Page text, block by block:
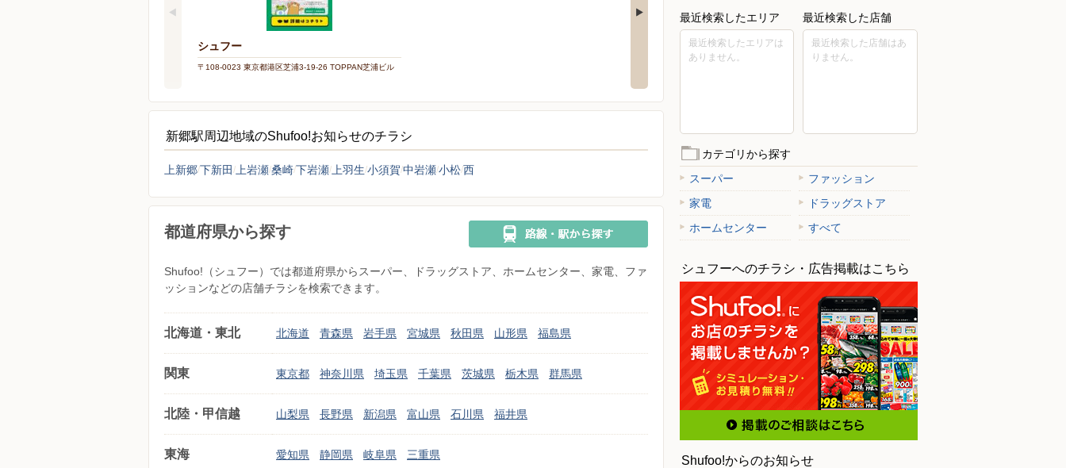
シュフー
〒108-0023 東京都港区芝浦3-19-26 TOPPAN芝浦ビル
新郷駅周辺地域のShufoo!お知らせのチラシ
上新郷下新田 上岩瀬桑崎下岩瀬 上羽生 小須賀 中岩瀬小松西
都道府県から探す
Shufoo!（シュフー）では都道府県からスーパー、ドラッグストア、ホームセンター、家電、ファ
ッションなどの店舗チラシを検索できます。
北海道・東北 北海道 青森県 岩手県 宮城県 秋田県 山形県 福島県
関東 東京都 神奈川県 埼玉県 千葉県 茨城県 栃木県 群馬県
北陸・甲信越 山梨県 長野県 新潟県 富山県 石川県 福井県
東海 愛知県 静岡県 岐阜県 三重県
最近検索したエリア
最近検索したエリアは
ありません。
最近検索した店舗
最近検索した店舗はあ
りません。
カテゴリから探す
スーパー
ファッション
家電
ドラッグストア
ホームセンター
すべて
シュフーへのチラシ・広告掲載はこちら
Shufoo!からのお知らせ